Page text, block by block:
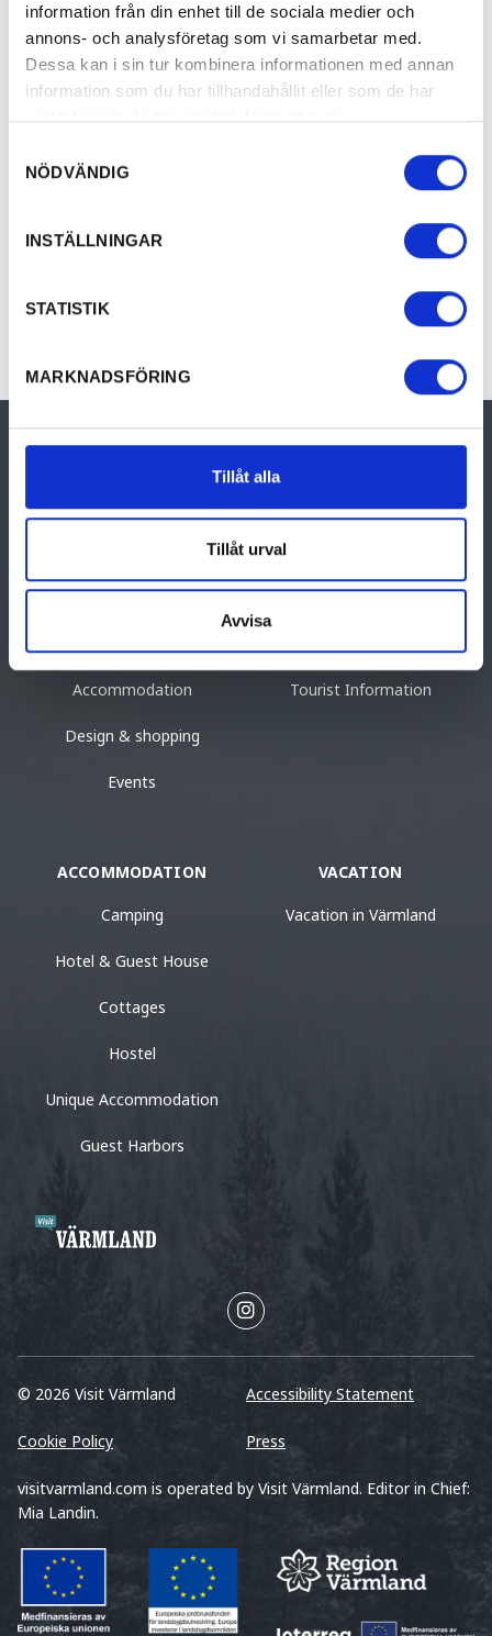
information från din enhet till de sociala medier och
annons- och analysföretag som vi samarbetar med.
Dessa kan i sin tur kombinera informationen med annan
information som du har tillhandahållit eller som de har
samlat in när du har använt deras tjänster.
NÖDVÄNDIG
INSTÄLLNINGAR
STATISTIK
MARKNADSFÖRING
Tillåt alla
Tillåt urval
Avvisa
and memorable encounters await. Säffle gives
you moments to hold on to – a slice of the
good life.
THINGS TO DO
Culture & History
Accommodation
Design & shopping
Events
DISCOVER VÄRMLAND
Travel to Värmland
Tourist Information
ACCOMMODATION
Camping
Hotel & Guest House
Cottages
Hostel
Unique Accommodation
Guest Harbors
VACATION
Vacation in Värmland
© 2026 Visit Värmland Accessibility Statement
Cookie Policy Press
visitvarmland.com is operated by Visit Värmland. Editor in Chief:
Mia Landin.